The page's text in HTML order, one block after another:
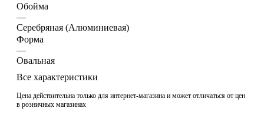
Обойма
—
Серебряная (Алюминиевая)
Форма
—
Овальная
Все характеристики
Цена действительна только для интернет-магазина и может отличаться от цен
в розничных магазинах